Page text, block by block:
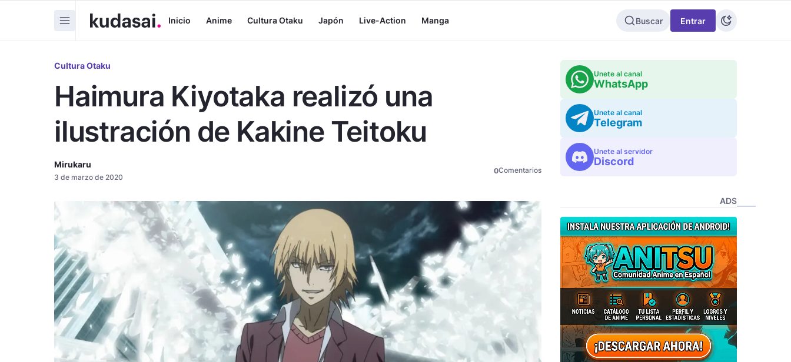
Inicio Anime Cultura Otaku Japón Live-Action Manga Buscar Entrar
Cultura Otaku
Haimura Kiyotaka realizó una
ilustración de Kakine Teitoku
Mirukaru
3 de marzo de 2020
0Comentarios
Unete al canal
WhatsApp
Unete al canal
Telegram
Unete al servidor
Discord
ADS